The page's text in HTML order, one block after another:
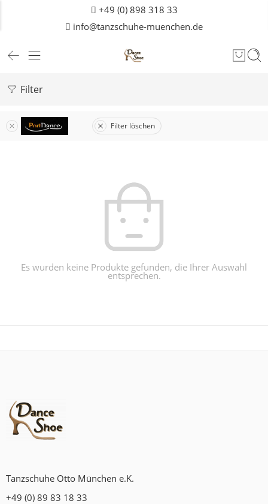
+49 (0) 898 318 33
info@tanzschuhe-muenchen.de
Filter
Filter löschen
Es wurden keine Produkte gefunden, die Ihrer Auswahl
entsprechen.
Tanzschuhe Otto München e.K.
+49 (0) 89 83 18 33